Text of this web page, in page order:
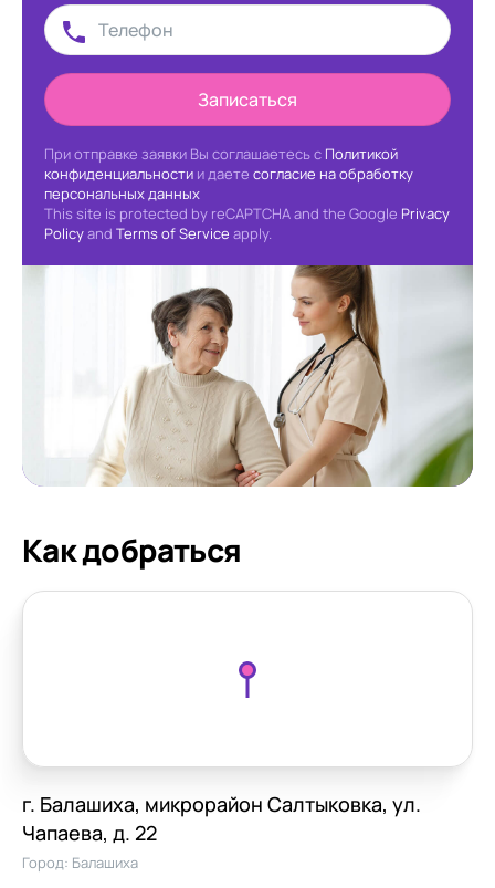
Записаться
При отправке заявки Вы соглашаетесь с Политикой
конфиденциальности и даете согласие на обработку
персональных данных
This site is protected by reCAPTCHA and the Google Privacy
Policyand Terms of Service apply.
Как добраться
г. Балашиха, микрорайон Салтыковка, ул.
Чапаева, д. 22
Город: Балашиха